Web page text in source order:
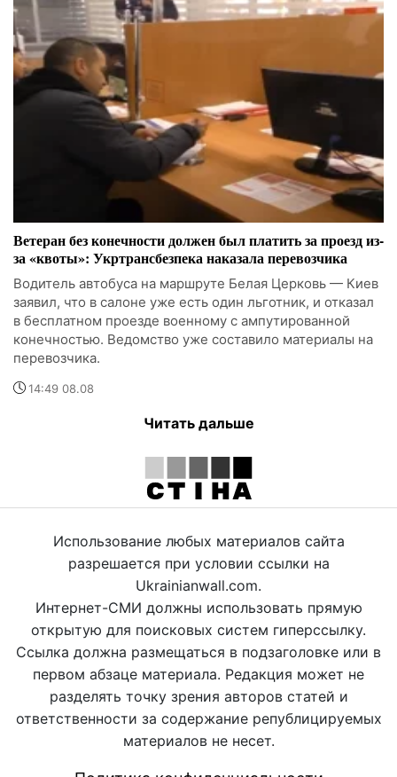
Ветеран без конечности должен был платить за проезд из-
за «квоты»: Укртрансбезпека наказала перевозчика
Водитель автобуса на маршруте Белая Церковь — Киев
заявил, что в салоне уже есть один льготник, и отказал
в бесплатном проезде военному с ампутированной
конечностью. Ведомство уже составило материалы на
перевозчика.
14:49 08.08
Читать дальше
Использование любых материалов сайта
разрешается при условии ссылки на
Ukrainianwall.com.
Интернет-СМИ должны использовать прямую
открытую для поисковых систем гиперссылку.
Ссылка должна размещаться в подзаголовке или в
первом абзаце материала. Редакция может не
разделять точку зрения авторов статей и
ответственности за содержание републицируемых
материалов не несет.